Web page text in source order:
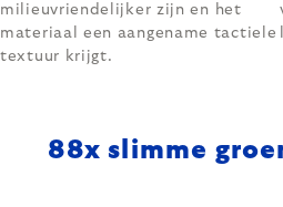
milieuvriendelijker zijn en het
materiaal een aangename tactiele
textuur krijgt.
88x slimme